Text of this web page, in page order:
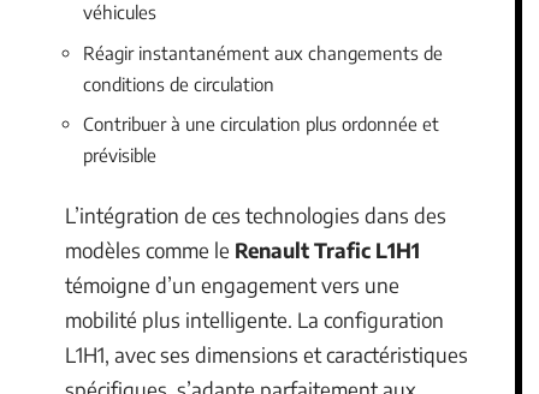
véhicules
Réagir instantanément aux changements de
conditions de circulation
Contribuer à une circulation plus ordonnée et
prévisible
L’intégration de ces technologies dans des
modèles comme le Renault Trafic L1H1
témoigne d’un engagement vers une
mobilité plus intelligente. La configuration
L1H1, avec ses dimensions et caractéristiques